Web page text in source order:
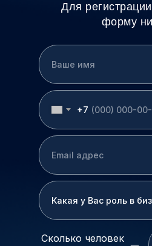
+7
Сколько человек
Для
форму